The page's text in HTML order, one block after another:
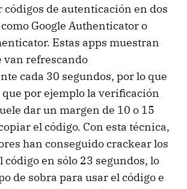
códigos de autenticación en dos
Google Authenticator o
Estas apps muestran
van refrescando
cada 30 segundos, por lo que
que por ejemplo la verificación
dar un margen de 10 o 15
el código. Con esta técnica,
han conseguido crackear los
código en sólo 23 segundos, lo
de sobra para usar el código e